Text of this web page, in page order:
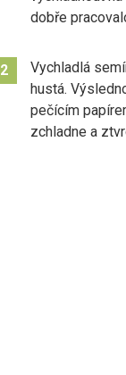
dobře
2
Vychladlá
hustá.
pečícím
zchladne a